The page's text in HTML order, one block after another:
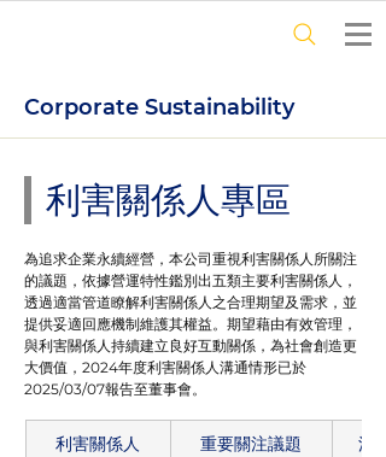
Corporate Sustainability
為追求企業永續經營，本公司重視利害關係人所關注
的議題，依據營運特性鑑別出五類主要利害關係人，
透過適當管道瞭解利害關係人之合理期望及需求，並
提供妥適回應機制維護其權益。期望藉由有效管理，
與利害關係人持續建立良好互動關係，為社會創造更
大價值，2024年度利害關係人溝通情形已於
2025/03/07報告至董事會。
利害關係人 重要關注議題 溝
利害關係人專區